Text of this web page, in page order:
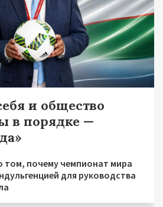
и общество
в порядке —
почему чемпионат мира
для руководства